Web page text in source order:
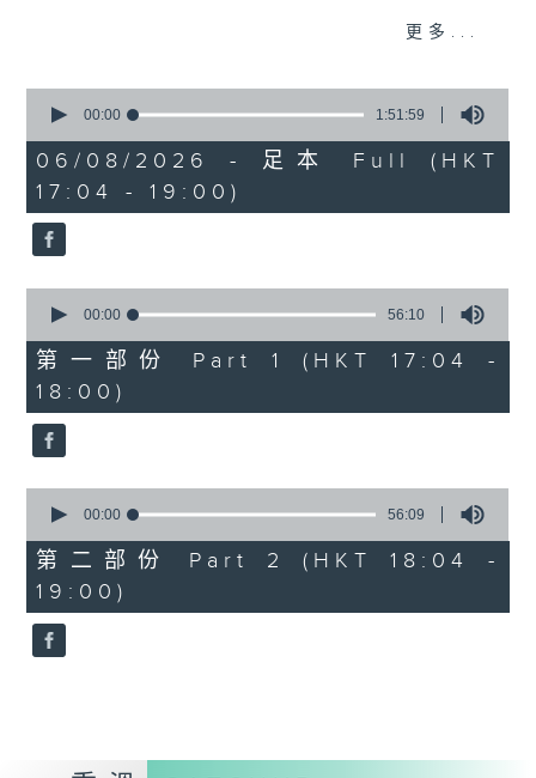
陳慧琳 - 三秒一生
MONOCHROME - 五百米公式
Dear Jane - 廢活量
Ian 陳卓賢 - 遲眠劑
sica - 大團圓結局
1800
MIRROR - One and All
.
1830
〈歡樂滿MIRROR〉
更多...
seconds
1
hour,
51
minutes,
59
seconds
00:00 1:51:59
06/08/2026 - 足本 Full (HKT
17:04 - 19:00)
seconds
56
minutes,
10
seconds
00:00 56:10
第一部份 Part 1 (HKT 17:04 -
18:00)
seconds
56
minutes,
9
seconds
00:00 56:09
第二部份 Part 2 (HKT 18:04 -
19:00)